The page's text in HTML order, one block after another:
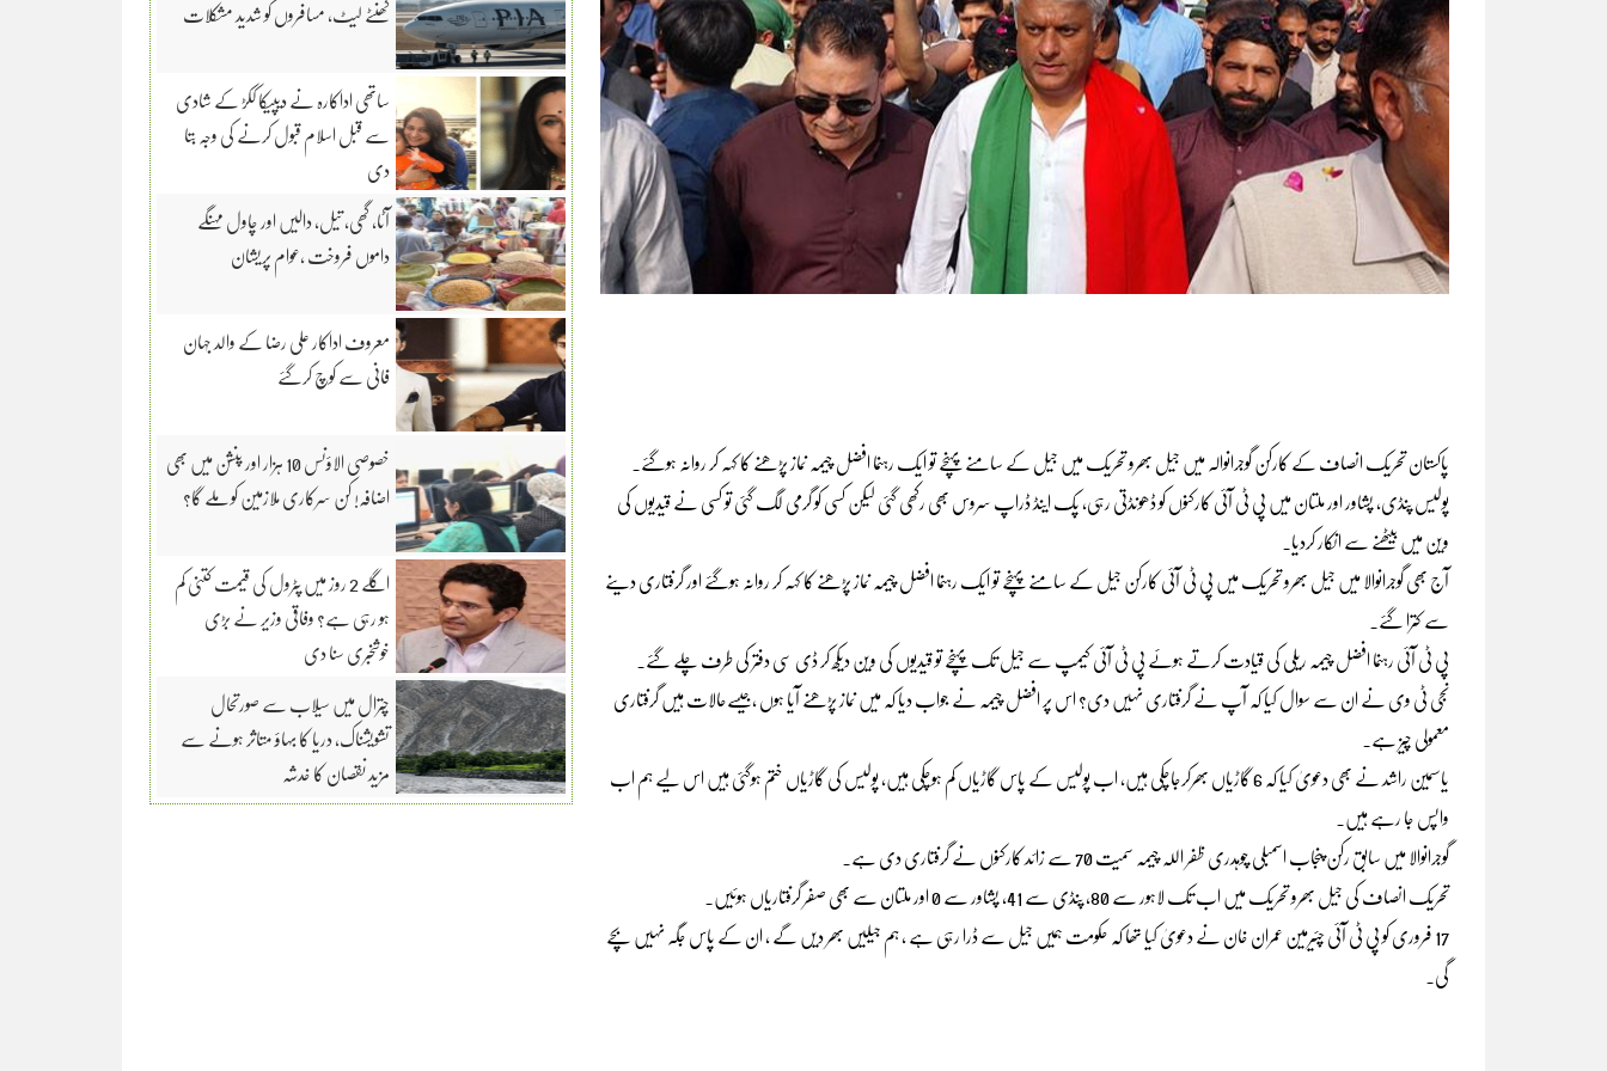
پاکستان تحریک انصاف کے کارکن گوجرانوالہ میں جیل بھرو تحریک میں جیل کے سامنے پہنچے تو ایک رہنما افضل چیمہ نماز پڑھنے کا کہہ کر روانہ ہوگئے۔
پولیس پنڈی، پشاور اور ملتان میں پی ٹی آئی کارکنوں کو ڈھونڈتی رہی، پک اینڈ ڈراپ سروس بھی رکھی گئی لیکن کسی کو گرمی لگ گئی تو کسی نے قیدیوں کی
وین میں بیٹھنے سے انکار کردیا۔
آج بھی گوجرانوالا میں جیل بھرو تحریک میں پی ٹی آئی کارکن جیل کے سامنے پہنچے تو ایک رہنما افضل چیمہ نماز پڑھنے کا کہہ کر روانہ ہوگئے اور گرفتاری دینے
سے کترا گئے۔
پی ٹی آئی رہنما افضل چیمہ ریلی کی قیادت کرتے ہوئے پی ٹی آئی کیمپ سے جیل تک پہنچے تو قیدیوں کی وین دیکھ کر ڈی سی دفتر کی طرف چلے گئے۔
نجی ٹی وی نے ان سے سوال کیا کہ آپ نے گرفتاری نہیں دی؟ اس پر افضل چیمہ نے جواب دیا کہ میں نماز پڑھنے آیا ہوں ،جیسےحالات ہیں گرفتاری
معمولی چیز ہے۔
یاسمین راشد نے بھی دعویٰ کیا کہ 6 گاڑیاں بھرکرجاچکی ہیں، اب پولیس کے پاس گاڑیاں کم ہوچکی ہیں، پولیس کی گاڑیاں ختم ہوگئی ہیں اس لیے ہم اب
واپس جا رہے ہیں۔
گوجرانوالا میں سابق رکن پنجاب اسمبلی چوہدری ظفر اللہ چیمہ سمیت 70 سے زائد کارکنوں نے گرفتاری دی ہے۔
تحریک انصاف کی جیل بھرو تحریک میں اب تک لاہور سے 80، پنڈی سے 41، پشاور سے 0 اور ملتان سے بھی صفر گرفتاریاں ہوئیں۔
17 فروری کو پی ٹی آئی چئیرمین عمران خان نے دعویٰ کیا تھا کہ حکومت ہمیں جیل سے ڈرا رہی ہے ، ہم جیلیں بھر دیں گے ، ان کے پاس جگہ نہیں بچے
گی۔
گھنٹے لیٹ، مسافروں کو شدید مشکلات
ساتھی اداکارہ نے دیپیکا ککڑ کے شادی
سے قبل اسلام قبول کرنے کی وجہ بتا
دی
آٹا، گھی، تیل، دالیں اور چاول مہنگے
داموں فروخت ،عوام پریشان
معروف اداکار علی رضا کے والد جہان
فانی سے کوچ کرگئے
خصوصی الاؤنس 10 ہزار اور پنشن میں بھی
اضافہ! کن سرکاری ملازمین کو ملے گا؟
اگلے 2 روز میں پٹرول کی قیمت کتنی کم
ہو رہی ہے؟ وفاقی وزیر نے بڑی
خوشخبری سنا دی
چترال میں سیلاب سے صورتحال
تشویشناک، دریا کا بہاؤ متاثر ہونے سے
مزید نقصان کا خدشہ